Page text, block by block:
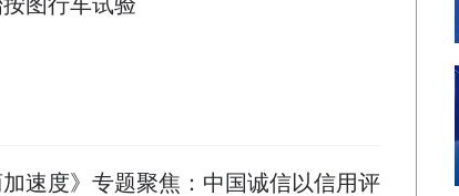
速度》专题聚焦：中国诚信以信用评